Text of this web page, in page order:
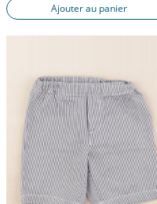
Ajouter au panier